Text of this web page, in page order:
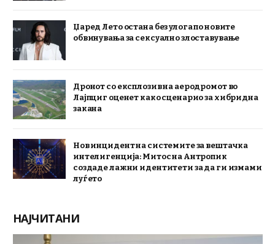
Џаред Лето остана без улога по новите
обвинувања за сексуално злоставување
Дронот со експлозив на аеродромот во
Лајпциг оценет како сценарио за хибридна
закана
Нов инцидент на системите за вештачка
интелигенција: Митос на Антропик
создаде лажни идентитети за да ги измами
луѓето
НАЈЧИТАНИ